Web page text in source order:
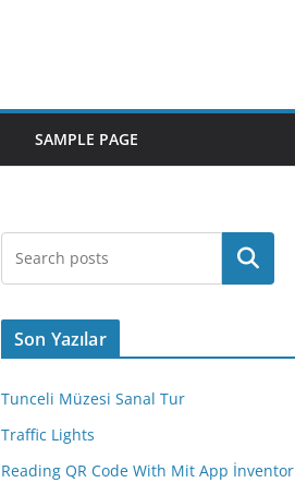
SAMPLE PAGE
Ara
Son Yazılar
Tunceli Müzesi Sanal Tur
Traffic Lights
Reading QR Code With Mit App İnventor